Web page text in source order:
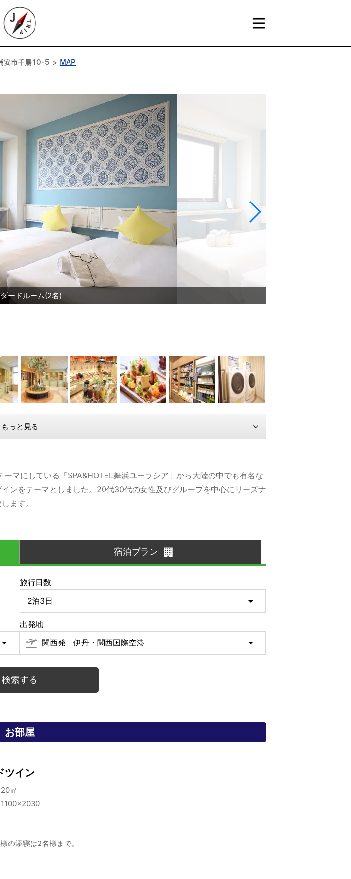
安市千鳥10-5 > MAP
ードルーム(2名)
もっと見る
マにしている「SPA&HOTEL舞浜ユーラシア」から大陸の中でも有名な
ンをテーマとしました。20代30代の女性及びグループを中心にリーズナ
ます。
宿泊プラン
旅行日数
出発地
お部屋
ツイン
㎡
の添寝は2名様まで。